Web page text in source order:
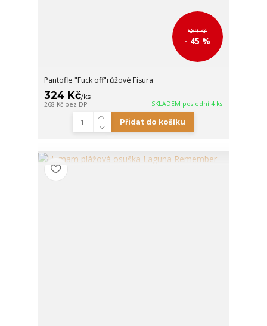
589 Kč
- 45 %
Pantofle "Fuck off"růžové Fisura
324 Kč/ks
268 Kč bez DPH SKLADEM poslední 4 ks
Přidat do košíku